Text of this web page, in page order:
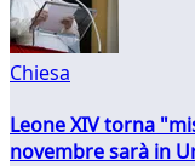
Chiesa
Leone XIV torna
novembre sarà in